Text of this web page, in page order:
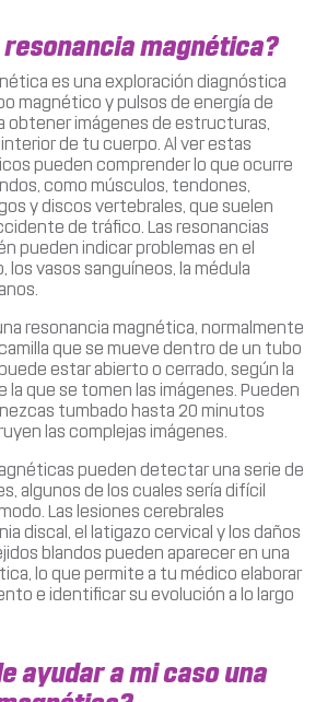
resonancia magnética?
es una exploración diagnóstica
magnético y pulsos de energía de
obtener imágenes de estructuras,
de tu cuerpo. Al ver estas
pueden comprender lo que ocurre
como músculos, tendones,
y discos vertebrales, que suelen
de tráfico. Las resonancias
pueden indicar problemas en el
los vasos sanguíneos, la médula
resonancia magnética, normalmente
que se mueve dentro de un tubo
estar abierto o cerrado, según la
la que se tomen las imágenes. Pueden
tumbado hasta 20 minutos
las complejas imágenes.
pueden detectar una serie de
algunos de los cuales sería difícil
Las lesiones cerebrales
discal, el latigazo cervical y los daños
blandos pueden aparecer en una
lo que permite a tu médico elaborar
e identificar su evolución a lo largo
ayudar a mi caso una